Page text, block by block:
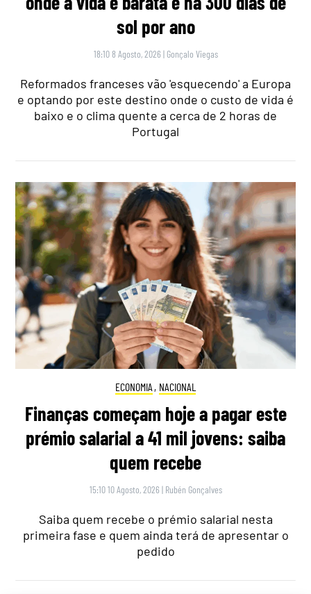
sol por ano
18:10 8 Agosto, 2026 | Gonçalo Viegas
Reformados franceses vão 'esquecendo' a Europa
e optando por este destino onde o custo de vida é
baixo e o clima quente a cerca de 2 horas de
Portugal
ECONOMIA , NACIONAL
Finanças começam hoje a pagar este
prémio salarial a 41 mil jovens: saiba
quem recebe
15:10 10 Agosto, 2026 | Rubén Gonçalves
Saiba quem recebe o prémio salarial nesta
primeira fase e quem ainda terá de apresentar o
pedido